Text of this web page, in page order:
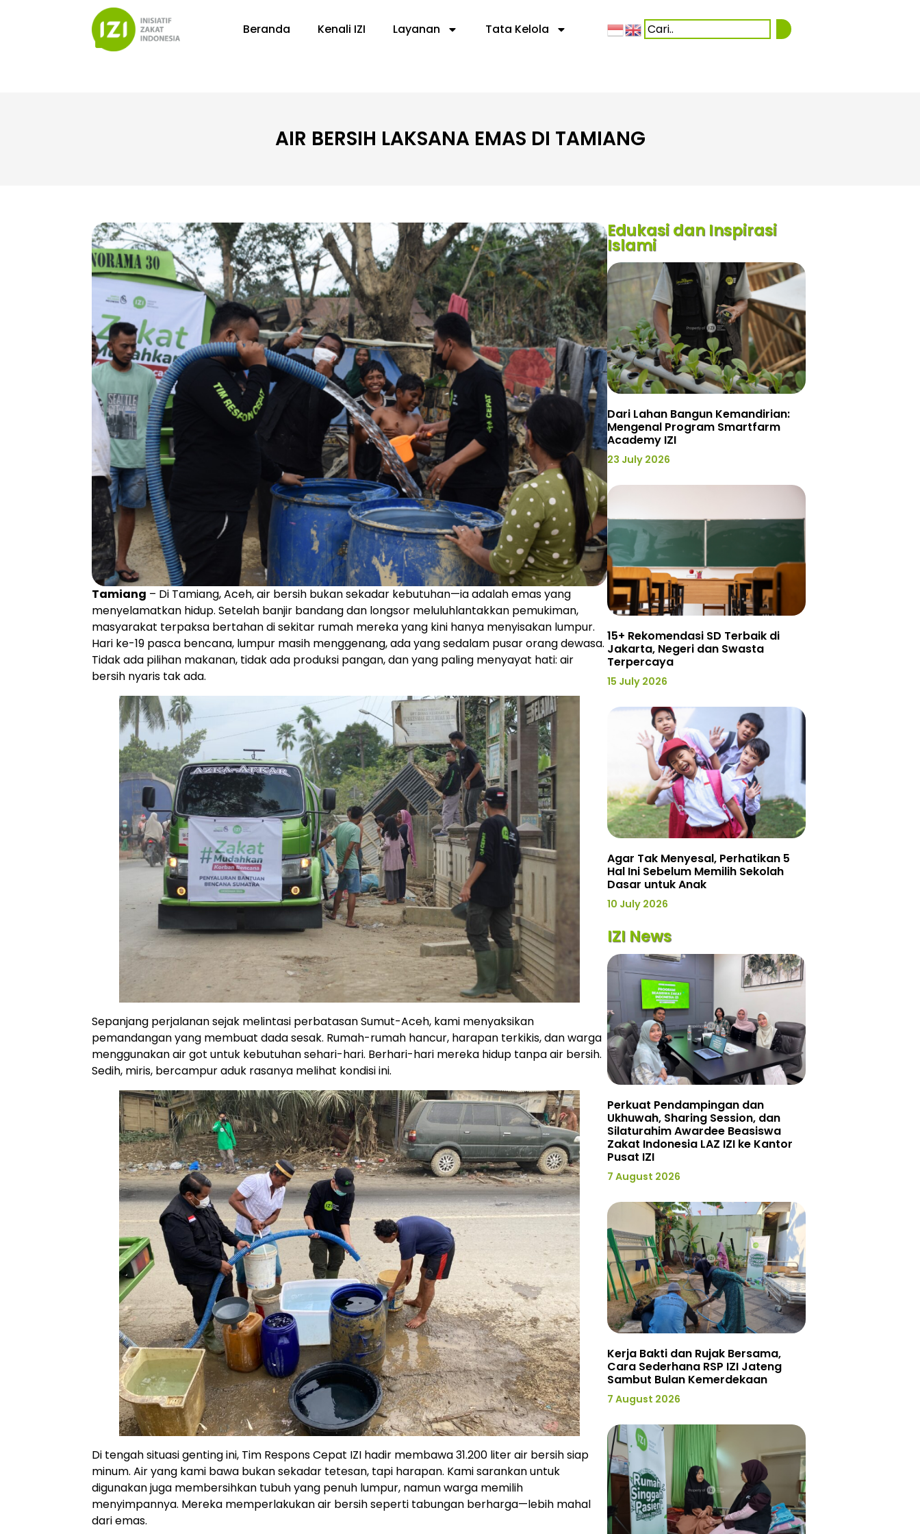
Beranda Kenali IZI Layanan Tata Kelola
AIR BERSIH LAKSANA EMAS DI TAMIANG
Tamiang – Di Tamiang, Aceh, air bersih bukan sekadar kebutuhan—ia adalah emas yang
menyelamatkan hidup. Setelah banjir bandang dan longsor meluluhlantakkan pemukiman,
masyarakat terpaksa bertahan di sekitar rumah mereka yang kini hanya menyisakan lumpur.
Hari ke-19 pasca bencana, lumpur masih menggenang, ada yang sedalam pusar orang dewasa.
Tidak ada pilihan makanan, tidak ada produksi pangan, dan yang paling menyayat hati: air
bersih nyaris tak ada.
Sepanjang perjalanan sejak melintasi perbatasan Sumut-Aceh, kami menyaksikan
pemandangan yang membuat dada sesak. Rumah-rumah hancur, harapan terkikis, dan warga
menggunakan air got untuk kebutuhan sehari-hari. Berhari-hari mereka hidup tanpa air bersih.
Sedih, miris, bercampur aduk rasanya melihat kondisi ini.
Di tengah situasi genting ini, Tim Respons Cepat IZI hadir membawa 31.200 liter air bersih siap
minum. Air yang kami bawa bukan sekadar tetesan, tapi harapan. Kami sarankan untuk
digunakan juga membersihkan tubuh yang penuh lumpur, namun warga memilih
menyimpannya. Mereka memperlakukan air bersih seperti tabungan berharga—lebih mahal
dari emas.
Edukasi dan Inspirasi
Islami
Dari Lahan Bangun Kemandirian:
Mengenal Program Smartfarm
Academy IZI
23 July 2026
15+ Rekomendasi SD Terbaik di
Jakarta, Negeri dan Swasta
Terpercaya
15 July 2026
Agar Tak Menyesal, Perhatikan 5
Hal Ini Sebelum Memilih Sekolah
Dasar untuk Anak
10 July 2026
IZI News
Perkuat Pendampingan dan
Ukhuwah, Sharing Session, dan
Silaturahim Awardee Beasiswa
Zakat Indonesia LAZ IZI ke Kantor
Pusat IZI
7 August 2026
Kerja Bakti dan Rujak Bersama,
Cara Sederhana RSP IZI Jateng
Sambut Bulan Kemerdekaan
7 August 2026